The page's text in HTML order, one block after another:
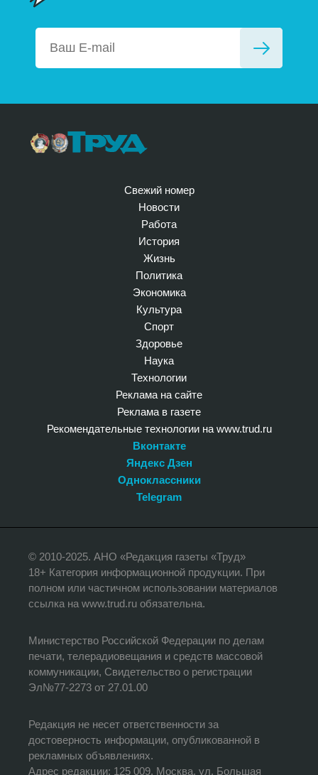
Свежий номер
Новости
Работа
История
Жизнь
Политика
Экономика
Культура
Спорт
Здоровье
Наука
Технологии
Реклама на сайте
Реклама в газете
Рекомендательные технологии на www.trud.ru
Вконтакте
Яндекс Дзен
Одноклассники
Telegram
© 2010-2025. АНО «Редакция газеты «Труд»
18+ Категория информационной продукции. При
полном или частичном использовании материалов
ссылка на www.trud.ru обязательна.
Министерство Российской Федерации по делам
печати, телерадиовещания и средств массовой
коммуникации, Свидетельство о регистрации
Эл№77-2273 от 27.01.00
Редакция не несет ответственности за
достоверность информации, опубликованной в
рекламных объявлениях.
Адрес редакции: 125 009, Москва, ул. Большая